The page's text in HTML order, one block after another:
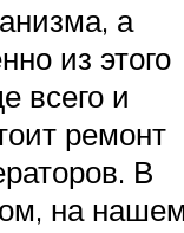
а
из этого
всего и
ремонт
В
на